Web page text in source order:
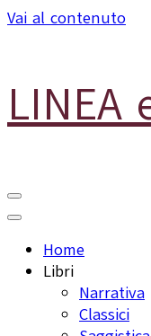
Vai al contenuto
LINEA
Home
Libri
Narrativa
Classici